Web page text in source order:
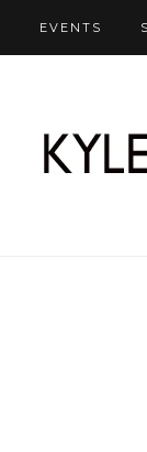
EVENTS